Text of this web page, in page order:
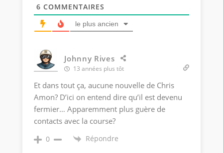
6 COMMENTAIRES
le plus ancien
Johnny Rives
13 années plus tôt
Et dans tout ça, aucune nouvelle de Chris
Amon? D’ici on entend dire qu’il est devenu
fermier… Apparemment plus guère de
contacts avec la course?
0 Répondre